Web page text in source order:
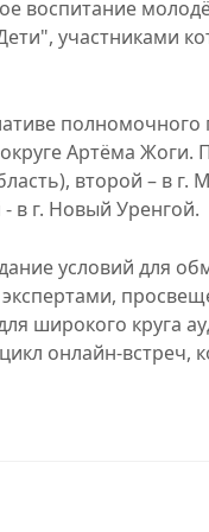
воспитание
участниками
полномочного
Артёма Жоги.
второй – в г.
- в г. Новый Уренгой.
условий для
широкого круга
онлайн-встреч,